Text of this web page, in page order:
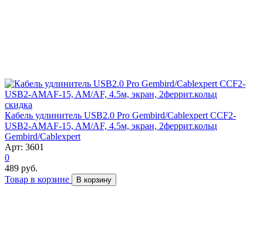
скидка
Кабель удлинитель USB2.0 Pro Gembird/Cablexpert CCF2-
USB2-AMAF-15, AM/AF, 4.5м, экран, 2феррит.кольц
Gembird/Cablexpert
Арт: 3601
0
489 руб.
Товар в корзине
В корзину